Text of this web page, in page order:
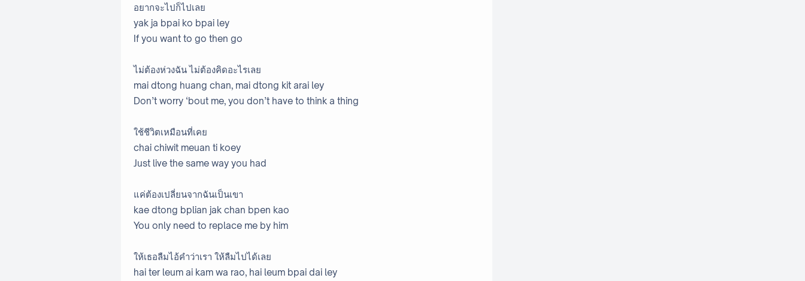
อยากจะไปก็ไปเลย
yak ja bpai ko bpai ley
If you want to go then go
ไม่ต้องห่วงฉัน ไม่ต้องคิดอะไรเลย
mai dtong huang chan, mai dtong kit arai ley
Don’t worry ‘bout me, you don’t have to think a thing
ใช้ชีวิตเหมือนที่เคย
chai chiwit meuan ti koey
Just live the same way you had
แค่ต้องเปลี่ยนจากฉันเป็นเขา
kae dtong bplian jak chan bpen kao
You only need to replace me by him
ให้เธอลืมไอ้คำว่าเรา ให้ลืมไปได้เลย
hai ter leum ai kam wa rao, hai leum bpai dai ley